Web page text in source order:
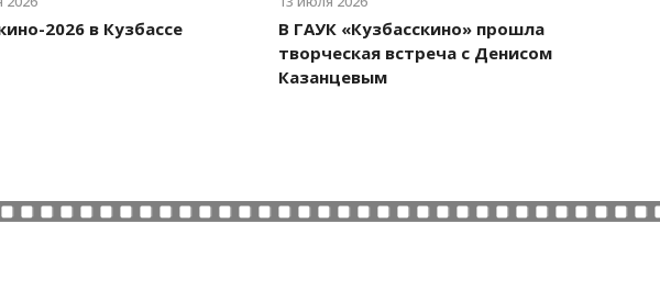
2026 в Кузбассе
В ГАУК «Кузбасскино» прошла
творческая встреча с Денисом
Казанцевым